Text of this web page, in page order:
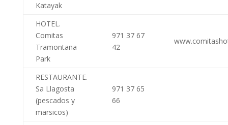
Katayak
HOTEL.
Comitas
Tramontana
Park
971 37 67
42
RESTAURANTE.
Sa Llagosta
(pescados y
marsicos)
971 37 65
66